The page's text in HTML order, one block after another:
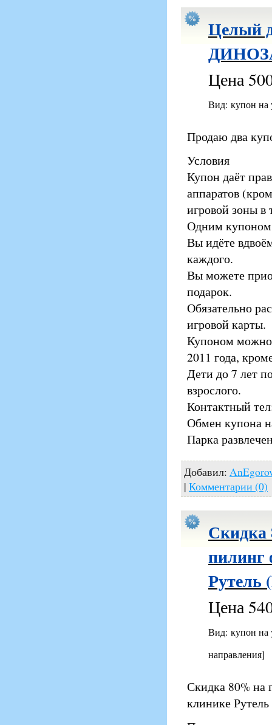
Целый
Цена
Вид: купон
Продаю два
Условия
Купон даёт
аппаратов
игровой зоны в
Одним купоном
Вы идёте
каждого.
Вы можете
подарок.
Обязательно
игровой карты.
Купоном можно
2011 года,
Дети до 7 лет
взрослого.
Контактный
Обмен купона
Парка
Добавил:
| Комментарии (0)
Скидка
пилинг
Рутель
Цена
Вид: купон
направления]
Скидка 80% на
клинике